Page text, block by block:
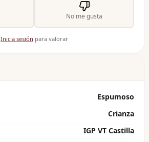
No me gusta
Inicia sesión para valorar
Espumoso
Crianza
IGP VT Castilla